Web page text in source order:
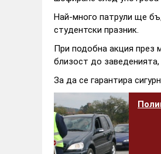
Най-много патрули ще
студентски празник.
При подобна акция през
близост до
За да се гарантира